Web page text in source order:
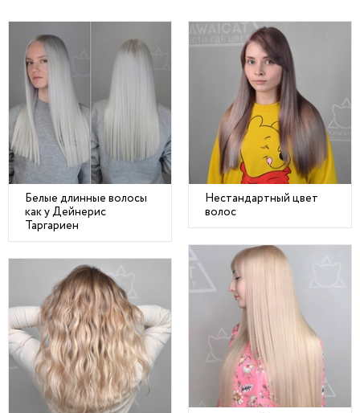
Белые длинные волосы
как у Дейнерис
Таргариен
Нестандартный цвет
волос